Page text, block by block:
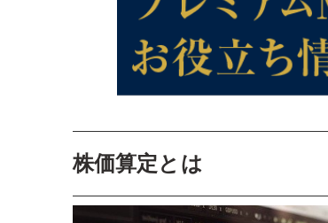
株価算定とは